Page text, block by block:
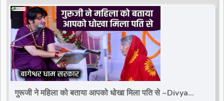
गुरूजी ने महिला को बताया आपको धोखा मिला पति से ~Divya